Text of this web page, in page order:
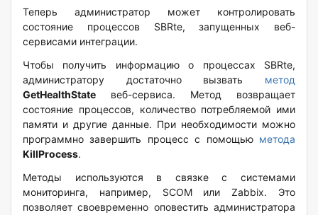
Теперь администратор может контролировать
состояние процессов SBRte, запущенных веб-
сервисами интеграции.
Чтобы получить информацию о процессах SBRte,
администратору достаточно вызвать метод
GetHealthState веб-сервиса. Метод возвращает
состояние процессов, количество потребляемой ими
памяти и другие данные. При необходимости можно
программно завершить процесс с помощью метода
KillProcess.
Методы используются в связке с системами
мониторинга, например, SCOM или Zabbix. Это
позволяет своевременно оповестить администратора